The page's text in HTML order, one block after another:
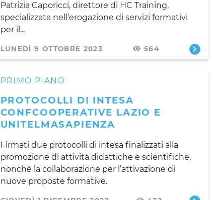
Patrizia Caporicci, direttore di HC Training,
specializzata nell’erogazione di servizi formativi
per il...
LUNEDÌ 9 OTTOBRE 2023 564
PRIMO PIANO
PROTOCOLLI DI INTESA
CONFCOOPERATIVE LAZIO E
UNITELMASAPIENZA
Firmati due protocolli di intesa finalizzati alla
promozione di attività didattiche e scientifiche,
nonché la collaborazione per l’attivazione di
nuove proposte formative.